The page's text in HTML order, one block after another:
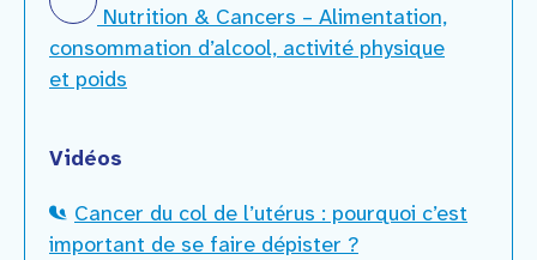
Nutrition & Cancers – Alimentation,
consommation d’alcool, activité physique
et poids
Vidéos
Cancer du col de l’utérus : pourquoi c’est
important de se faire dépister ?